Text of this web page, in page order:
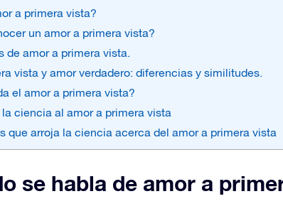
a primera vista?
un amor a primera vista?
de amor a primera vista.
vista y amor verdadero: diferencias y similitudes.
el amor a primera vista?
ciencia al amor a primera vista
que arroja la ciencia acerca del amor a primera vista
se habla de amor a